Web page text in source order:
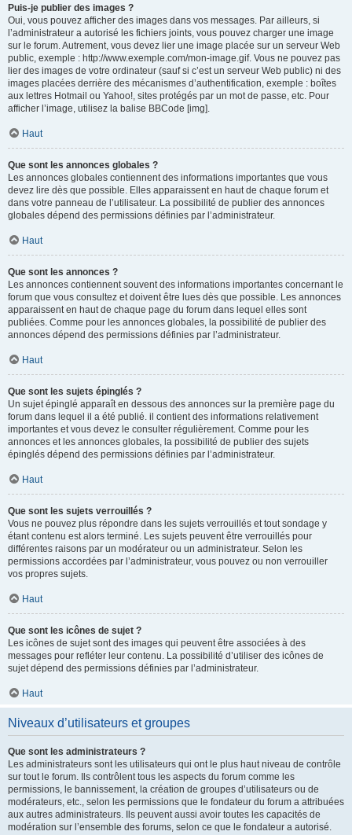
Puis-je publier des images ?
Oui, vous pouvez afficher des images dans vos messages. Par ailleurs, si
l’administrateur a autorisé les fichiers joints, vous pouvez charger une image
sur le forum. Autrement, vous devez lier une image placée sur un serveur Web
public, exemple : http://www.exemple.com/mon-image.gif. Vous ne pouvez pas
lier des images de votre ordinateur (sauf si c’est un serveur Web public) ni des
images placées derrière des mécanismes d’authentification, exemple : boîtes
aux lettres Hotmail ou Yahoo!, sites protégés par un mot de passe, etc. Pour
afficher l’image, utilisez la balise BBCode [img].
Haut
Que sont les annonces globales ?
Les annonces globales contiennent des informations importantes que vous
devez lire dès que possible. Elles apparaissent en haut de chaque forum et
dans votre panneau de l’utilisateur. La possibilité de publier des annonces
globales dépend des permissions définies par l’administrateur.
Haut
Que sont les annonces ?
Les annonces contiennent souvent des informations importantes concernant le
forum que vous consultez et doivent être lues dès que possible. Les annonces
apparaissent en haut de chaque page du forum dans lequel elles sont
publiées. Comme pour les annonces globales, la possibilité de publier des
annonces dépend des permissions définies par l’administrateur.
Haut
Que sont les sujets épinglés ?
Un sujet épinglé apparaît en dessous des annonces sur la première page du
forum dans lequel il a été publié. il contient des informations relativement
importantes et vous devez le consulter régulièrement. Comme pour les
annonces et les annonces globales, la possibilité de publier des sujets
épinglés dépend des permissions définies par l’administrateur.
Haut
Que sont les sujets verrouillés ?
Vous ne pouvez plus répondre dans les sujets verrouillés et tout sondage y
étant contenu est alors terminé. Les sujets peuvent être verrouillés pour
différentes raisons par un modérateur ou un administrateur. Selon les
permissions accordées par l’administrateur, vous pouvez ou non verrouiller
vos propres sujets.
Haut
Que sont les icônes de sujet ?
Les icônes de sujet sont des images qui peuvent être associées à des
messages pour refléter leur contenu. La possibilité d’utiliser des icônes de
sujet dépend des permissions définies par l’administrateur.
Haut
Niveaux d’utilisateurs et groupes
Que sont les administrateurs ?
Les administrateurs sont les utilisateurs qui ont le plus haut niveau de contrôle
sur tout le forum. Ils contrôlent tous les aspects du forum comme les
permissions, le bannissement, la création de groupes d’utilisateurs ou de
modérateurs, etc., selon les permissions que le fondateur du forum a attribuées
aux autres administrateurs. Ils peuvent aussi avoir toutes les capacités de
modération sur l’ensemble des forums, selon ce que le fondateur a autorisé.